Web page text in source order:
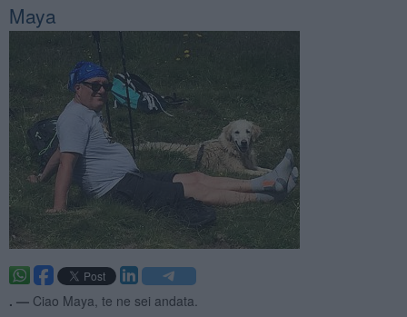
Maya
. — Ciao Maya, te ne sei andata.